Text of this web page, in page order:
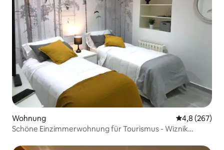
Wohnung
4,8 (267)
Schöne Einzimmerwohnung für Tourismus - Wiznik